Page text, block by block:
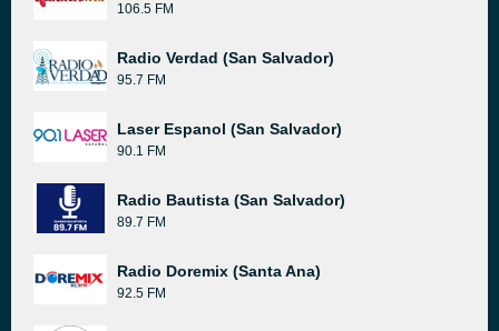
106.5 FM
Radio Verdad (San Salvador)
95.7 FM
Laser Espanol (San Salvador)
90.1 FM
Radio Bautista (San Salvador)
89.7 FM
Radio Doremix (Santa Ana)
92.5 FM